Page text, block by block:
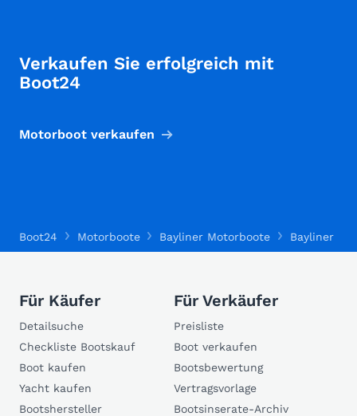
Verkaufen Sie erfolgreich mit
Boot24
Motorboot verkaufen
Boot24 Motorboote Bayliner Motorboote Bayliner 275
Für Käufer
Detailsuche
Checkliste Bootskauf
Boot kaufen
Yacht kaufen
Bootshersteller
Für Verkäufer
Preisliste
Boot verkaufen
Bootsbewertung
Vertragsvorlage
Bootsinserate-Archiv